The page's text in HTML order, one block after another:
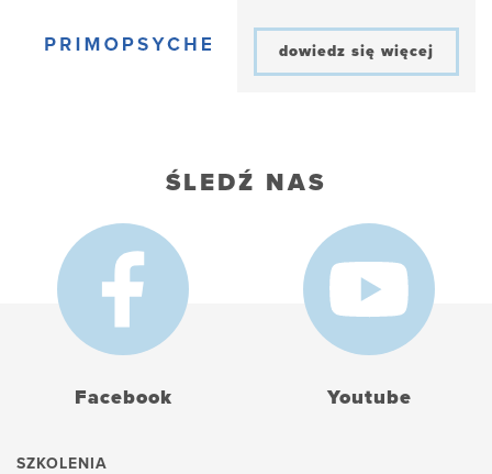
dowiedz się więcej
ŚLEDŹ NAS
Facebook Youtube
SZKOLENIA